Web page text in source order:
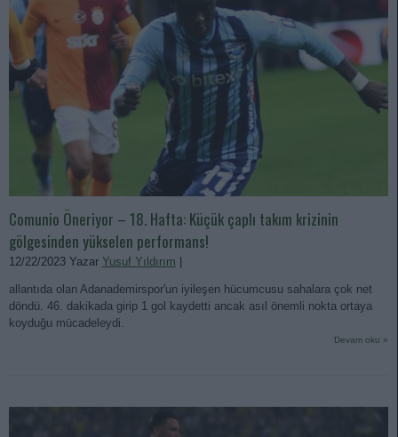
Comunio Öneriyor – 18. Hafta: Küçük çaplı takım krizinin
gölgesinden yükselen performans!
12/22/2023 Yazar Yusuf Yıldırım
allantıda olan Adanademirspor'un iyileşen hücumcusu sahalara çok net
döndü. 46. dakikada girip 1 gol kaydetti ancak asıl önemli nokta ortaya
koyduğu mücadeleydi.
Devam oku »